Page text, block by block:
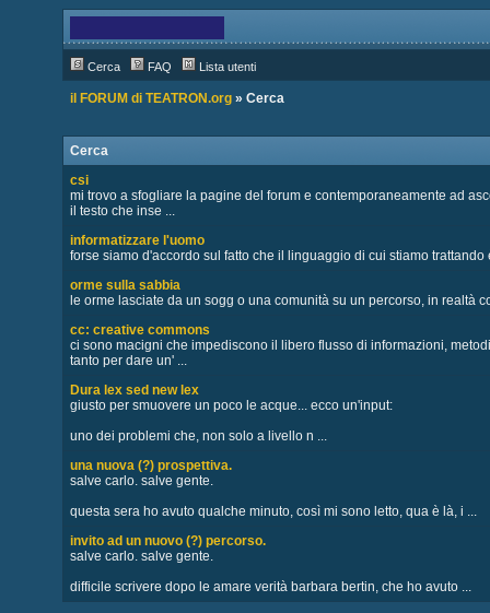
Cerca FAQ Lista utenti
il FORUM di TEATRON.org» Cerca
Cerca
csi
mi trovo a sfogliare la pagine del forum e contemporaneamente ad
il testo che inse ...
informatizzare l'uomo
forse siamo d'accordo sul fatto che il linguaggio di cui stiamo trattando
orme sulla sabbia
le orme lasciate da un sogg o una comunità su un percorso, in realtà
cc: creative commons
ci sono macigni che impediscono il libero flusso di informazioni,
tanto per dare un' ...
Dura lex sed new lex
giusto per smuovere un poco le acque... ecco un'input:
uno dei problemi che, non solo a livello n ...
una nuova (?) prospettiva.
salve carlo. salve gente.
questa sera ho avuto qualche minuto, così mi sono letto, qua è là, i ...
invito ad un nuovo (?) percorso.
salve carlo. salve gente.
difficile scrivere dopo le amare verità barbara bertin, che ho avuto ...